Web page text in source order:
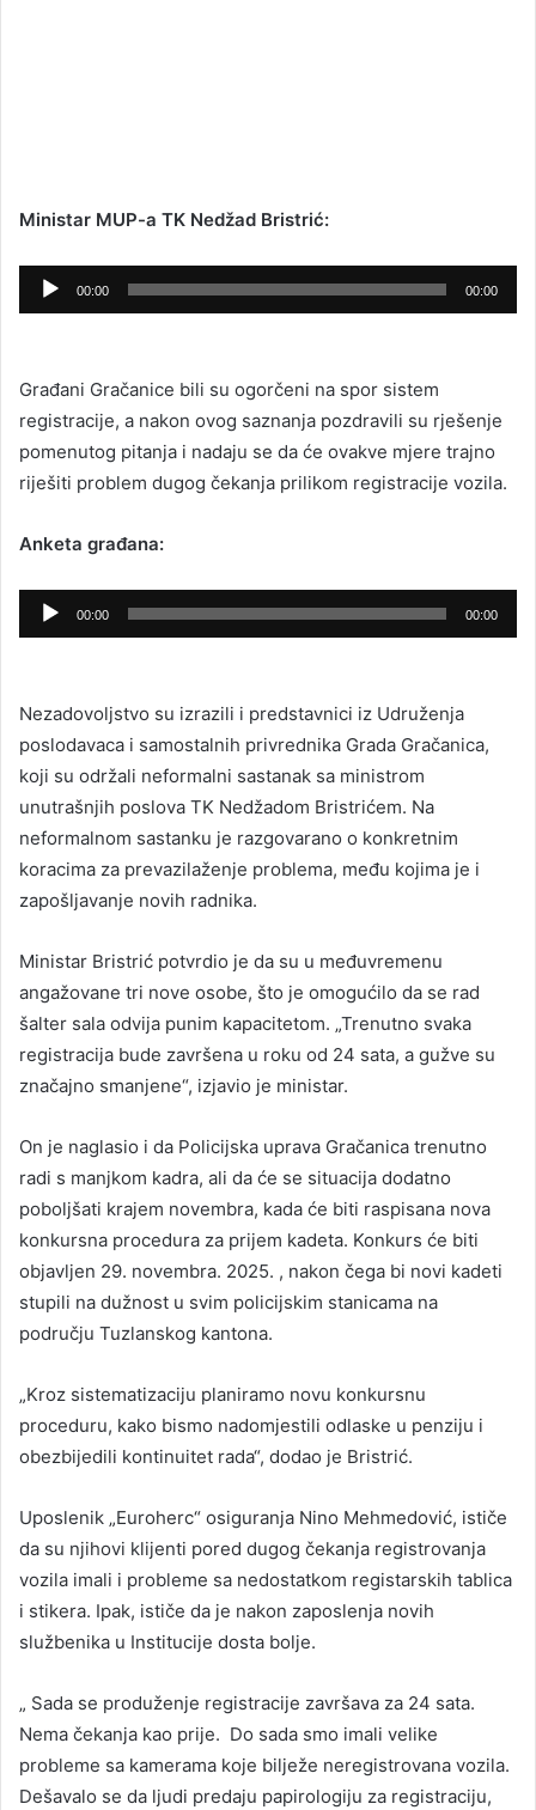
Ministar MUP-a TK Nedžad Bristrić:
Audio
Player
00:00 00:00
Građani Gračanice bili su ogorčeni na spor sistem
registracije, a nakon ovog saznanja pozdravili su rješenje
pomenutog pitanja i nadaju se da će ovakve mjere trajno
riješiti problem dugog čekanja prilikom registracije vozila.
Anketa građana:
Audio
Player
00:00 00:00
Nezadovoljstvo su izrazili i predstavnici iz Udruženja
poslodavaca i samostalnih privrednika Grada Gračanica,
koji su održali neformalni sastanak sa ministrom
unutrašnjih poslova TK Nedžadom Bristrićem. Na
neformalnom sastanku je razgovarano o konkretnim
koracima za prevazilaženje problema, među kojima je i
zapošljavanje novih radnika.
Ministar Bristrić potvrdio je da su u međuvremenu
angažovane tri nove osobe, što je omogućilo da se rad
šalter sala odvija punim kapacitetom. „Trenutno svaka
registracija bude završena u roku od 24 sata, a gužve su
značajno smanjene“, izjavio je ministar.
On je naglasio i da Policijska uprava Gračanica trenutno
radi s manjkom kadra, ali da će se situacija dodatno
poboljšati krajem novembra, kada će biti raspisana nova
konkursna procedura za prijem kadeta. Konkurs će biti
objavljen 29. novembra. 2025. , nakon čega bi novi kadeti
stupili na dužnost u svim policijskim stanicama na
području Tuzlanskog kantona.
„Kroz sistematizaciju planiramo novu konkursnu
proceduru, kako bismo nadomjestili odlaske u penziju i
obezbijedili kontinuitet rada“, dodao je Bristrić.
Uposlenik „Euroherc“ osiguranja Nino Mehmedović, ističe
da su njihovi klijenti pored dugog čekanja registrovanja
vozila imali i probleme sa nedostatkom registarskih tablica
i stikera. Ipak, ističe da je nakon zaposlenja novih
službenika u Institucije dosta bolje.
„ Sada se produženje registracije završava za 24 sata.
Nema čekanja kao prije. Do sada smo imali velike
probleme sa kamerama koje bilježe neregistrovana vozila.
Dešavalo se da ljudi predaju papirologiju za registraciju,